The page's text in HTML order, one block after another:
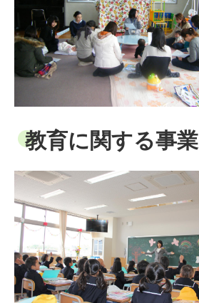
教育に関する事業